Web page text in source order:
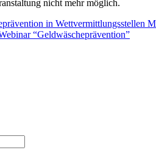
nicht mehr möglich.
in Wettvermittlungsstellen
“Geldwäscheprävention”